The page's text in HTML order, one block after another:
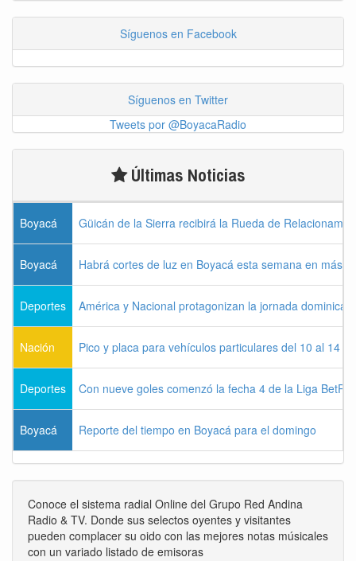
Síguenos en Facebook
Síguenos en Twitter
Tweets por @BoyacaRadio
Últimas Noticias
Boyacá Güicán de la Sierra recibirá la Rueda de
Boyacá Habrá cortes de luz en Boyacá esta semana en más
Deportes América y Nacional protagonizan la jornada dominical
Nación Pico y placa para vehículos particulares del 10 al 14
Deportes Con nueve goles comenzó la fecha 4 de la Liga
Boyacá Reporte del tiempo en Boyacá para el domingo
Conoce el sistema radial Online del Grupo Red Andina
Radio & TV. Donde sus selectos oyentes y visitantes
pueden complacer su oido con las mejores notas músicales
con un variado listado de emisoras